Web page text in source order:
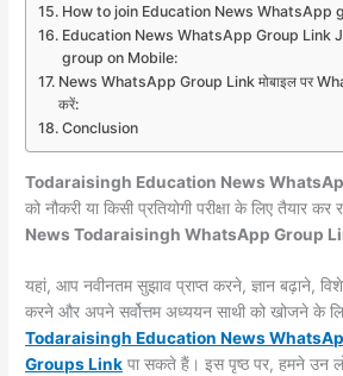
How to join Education News WhatsApp
Education News WhatsApp Group Link
group on Mobile:
News WhatsApp Group Link मोबाइल पर
करें:
Conclusion
Todaraisingh Education News
को नौकरी या किसी प्रतियोगी परीक्षा के लिए तैयार
News Todaraisingh WhatsApp Group
यहां, आप नवीनतम सुझाव प्राप्त करने, ज्ञान बढ़ाने,
करने और अपने सर्वोत्तम अध्ययन साथी को खोजने के
TodaraisinghEducation News
GroupsLink पा सकते हैं। इस पृष्ठ पर, हमने उन